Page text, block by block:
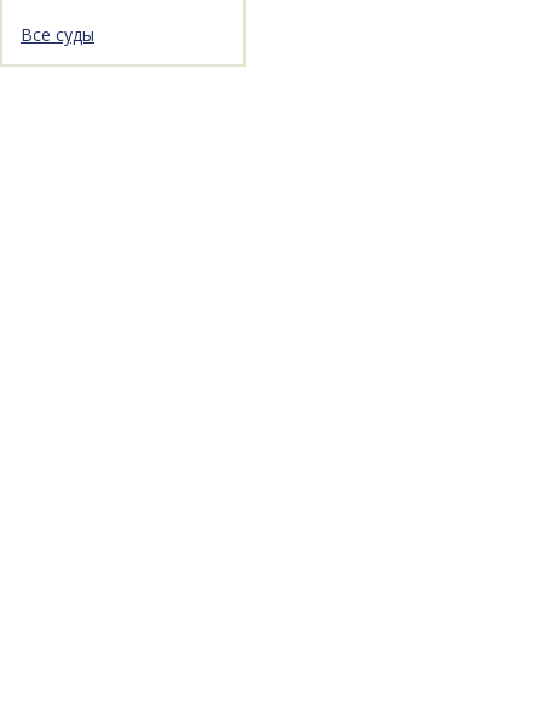
Все суды